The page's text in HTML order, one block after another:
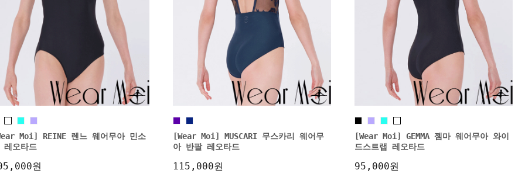
Moi] REINE 렌느 웨어무아 민소
레오타드
원
[Wear Moi] MUSCARI 무스카리 웨어무
아 반팔 레오타드
115,000원
[Wear Moi] GEMMA 젬마 웨어무아 와이
드스트랩 레오타드
95,000원